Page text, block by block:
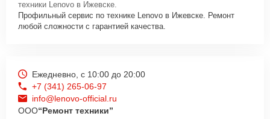
техники Lenovo в Ижевске.
Профильный сервис по технике Lenovo в Ижевске. Ремонт
любой сложности с гарантией качества.
Ежедневно, с 10:00 до 20:00
+7 (341) 265-06-97
info@lenovo-official.ru
ООО“Ремонт техники”